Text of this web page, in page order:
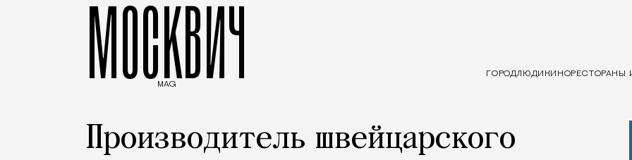
МОСКВИЧ
MAG
ГОРОДЛЮДИ КИНОРЕСТОРАНЫ
Производитель швейцарского